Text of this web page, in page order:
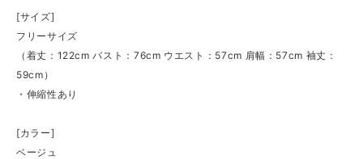
[サイズ]
フリーサイズ
（着丈：122cm バスト：76cm ウエスト：57cm 肩幅：57cm 袖丈：
59cm）
・伸縮性あり
[カラー]
ベージュ